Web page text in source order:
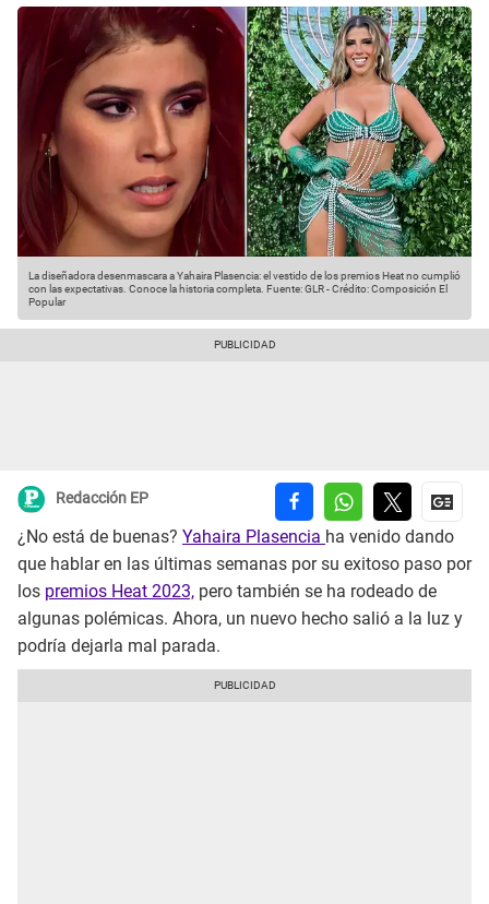
La diseñadora desenmascara a Yahaira Plasencia: el vestido de los premios Heat no cumplió
con las expectativas. Conoce la historia completa. Fuente: GLR-Crédito: Composición El
Popular
Redacción EP
¿No está de buenas? Yahaira Plasencia ha venido dando
que hablar en las últimas semanas por su exitoso paso por
los premios Heat 2023, pero también se ha rodeado de
algunas polémicas. Ahora, un nuevo hecho salió a la luz y
podría dejarla mal parada.